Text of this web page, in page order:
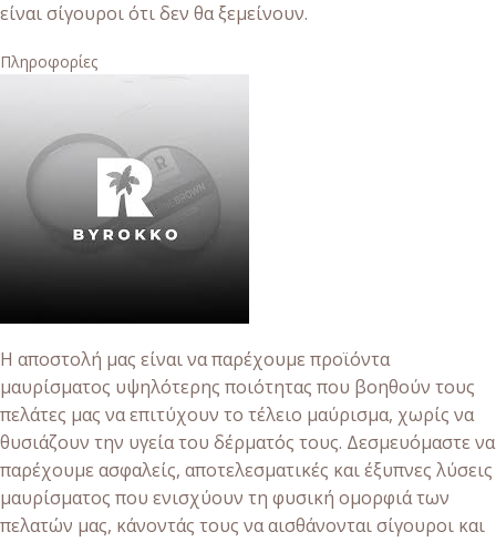
είναι σίγουροι ότι δεν θα ξεμείνουν.
Πληροφορίες
Η αποστολή μας είναι να παρέχουμε προϊόντα
μαυρίσματος υψηλότερης ποιότητας που βοηθούν τους
πελάτες μας να επιτύχουν το τέλειο μαύρισμα, χωρίς να
θυσιάζουν την υγεία του δέρματός τους. Δεσμευόμαστε να
παρέχουμε ασφαλείς, αποτελεσματικές και έξυπνες λύσεις
μαυρίσματος που ενισχύουν τη φυσική ομορφιά των
πελατών μας, κάνοντάς τους να αισθάνονται σίγουροι και